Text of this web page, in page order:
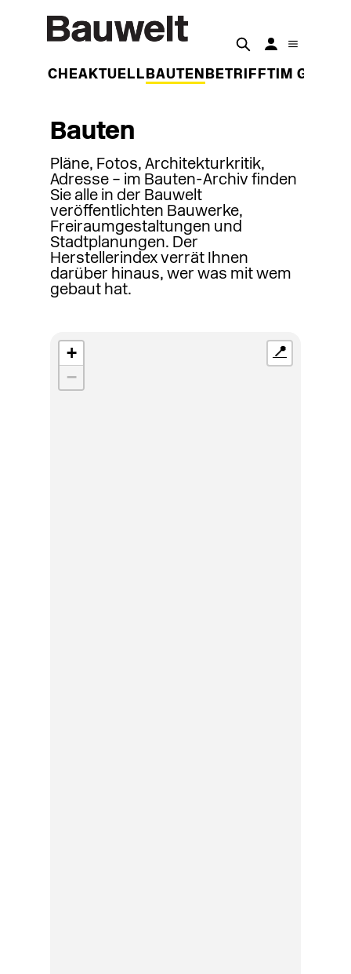
WOCHEAKTUELL BAUTEN BETRIFFT IM
Bauten
Pläne, Fotos, Architekturkritik,
Adresse – im Bauten-Archiv finden
Sie alle in der Bauwelt
veröffentlichten Bauwerke,
Freiraumgestaltungen und
Stadtplanungen. Der
Herstellerindex verrät Ihnen
darüber hinaus, wer was mit wem
gebaut hat.
+
−
📍